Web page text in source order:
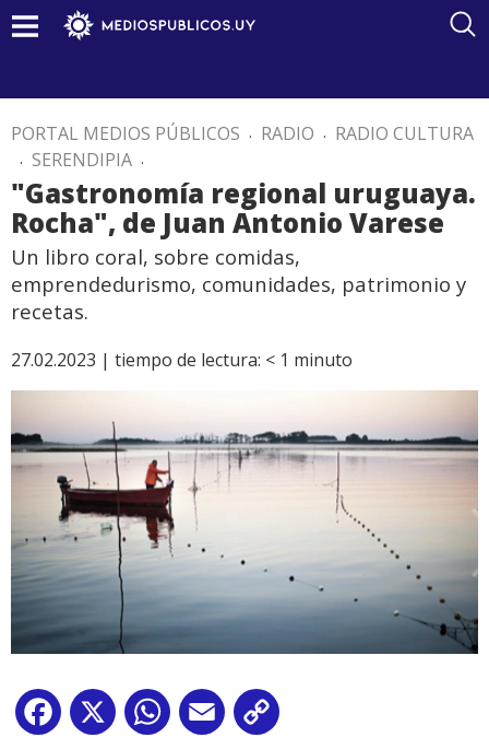
PORTAL MEDIOS PÚBLICOS . RADIO . RADIO CULTURA
. SERENDIPIA .
"Gastronomía regional uruguaya.
Rocha", de Juan Antonio Varese
Un libro coral, sobre comidas,
emprendedurismo, comunidades, patrimonio y
recetas.
27.02.2023 | tiempo de lectura: < 1 minuto
Facebook
X WhatsApp
Email